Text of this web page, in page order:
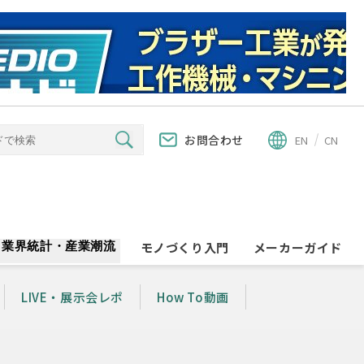
お問合わせ EN CN
業界統計・産業潮流 モノづくり入門 メーカーガイド
LIVE・展示会レポ How To動画